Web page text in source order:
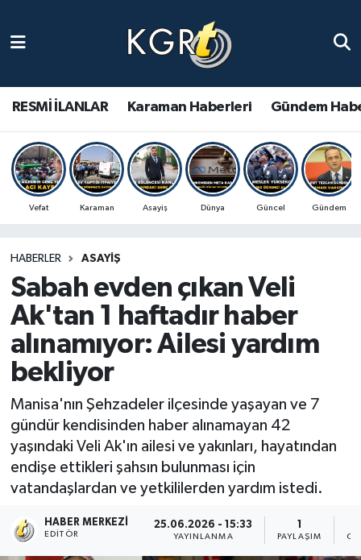
RESMİ İLANLAR Karaman Haberleri Gündem
Vefat Karaman Asayiş Dünya Güncel Gündem
HABERLER ASAYIŞ
Sabah evden çıkan Veli
Ak'tan 1 haftadır haber
alınamıyor: Ailesi yardım
bekliyor
Manisa'nın Şehzadeler ilçesinde yaşayan ve 7
gündür kendisinden haber alınamayan 42
yaşındaki Veli Ak'ın ailesi ve yakınları, hayatından
endişe ettikleri şahsın bulunması için
vatandaşlardan ve yetkililerden yardım istedi.
HABER MERKEZI
EDITÖR
25.06.2026 - 15:33
YAYINLANMA
1
PAYLAŞIM
Gündem Haberleri
Güncel Haberler
Spor Haberleri
Ulusal Haberler
Vefat Edenler